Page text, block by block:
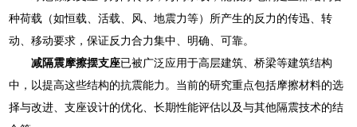
种荷载（如恒载、活载、风、地震力等）所产生的反力的传迅、转
动、移动要求，保证反力合力集中、明确、可靠。
减隔震摩擦摆支座已被广泛应用于高层建筑、桥梁等建筑结构
中，以提高这些结构的抗震能力。当前的研究重点包括摩擦材料的选
择与改进、支座设计的优化、长期性能评估以及与其他隔震技术的结